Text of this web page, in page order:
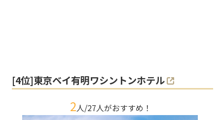
[4位]東京ベイ有明ワシントンホテル
2人/27人がおすすめ！